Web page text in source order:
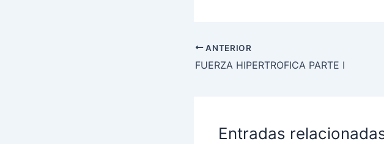
ANTERIOR
FUERZA HIPERTROFICA PARTE I
Entradas